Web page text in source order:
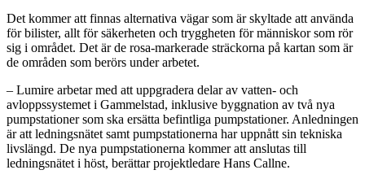
Det kommer att finnas alternativa vägar som är skyltade att använda
för bilister, allt för säkerheten och tryggheten för människor som rör
sig i området. Det är de rosa-markerade sträckorna på kartan som är
de områden som berörs under arbetet.
– Lumire arbetar med att uppgradera delar av vatten- och
avloppssystemet i Gammelstad, inklusive byggnation av två nya
pumpstationer som ska ersätta befintliga pumpstationer. Anledningen
är att ledningsnätet samt pumpstationerna har uppnått sin tekniska
livslängd. De nya pumpstationerna kommer att anslutas till
ledningsnätet i höst, berättar projektledare Hans Callne.